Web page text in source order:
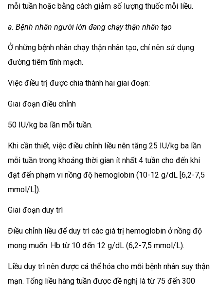
mỗi tuần hoặc bằng cách giảm số lượng thuốc mỗi liều.
a. Bệnh nhân người lớn đang chạy thận nhân tạo
Ở những bệnh nhân chạy thận nhân tạo, chỉ nên sử dụng
đường tiêm tĩnh mạch.
Việc điều trị được chia thành hai giai đoạn:
Giai đoạn điều chỉnh
50 IU/kg ba lần mỗi tuần.
Khi cần thiết, việc điều chỉnh liều nên tăng 25 IU/kg ba lần
mỗi tuần trong khoảng thời gian ít nhất 4 tuần cho đến khi
đạt đến phạm vi nồng độ hemoglobin (10-12 g/dL [6,2-7,5
mmol/L]).
Giai đoạn duy trì
Điều chỉnh liều để duy trì các giá trị hemoglobin ở nồng độ
mong muốn: Hb từ 10 đến 12 g/dL (6,2-7,5 mmol/L).
Liều duy trì nên được cá thể hóa cho mỗi bệnh nhân suy thận
mạn. Tổng liều hàng tuần được đề nghị là từ 75 đến 300